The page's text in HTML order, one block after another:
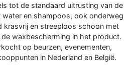
tot de standaard uitrusting van de
water en shampoos, ook onderweg
krasvrij en streeploos schoon met
waxbescherming in het product.
op beurzen, evenementen,
in Nederland en België.